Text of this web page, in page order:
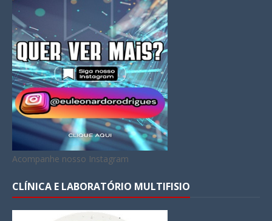
Acompanhe nosso Instagram
CLÍNICA E LABORATÓRIO MULTIFISIO